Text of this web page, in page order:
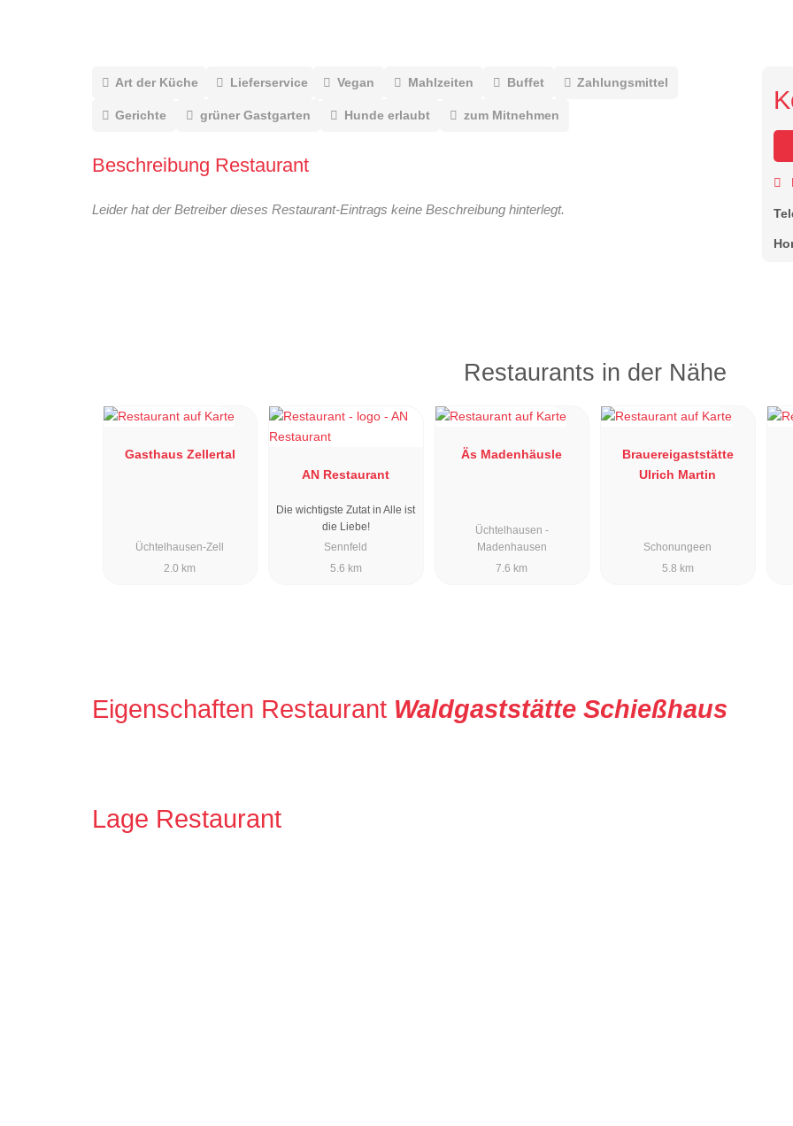
Art der Küche Lieferservice Vegan Mahlzeiten Buffet Zahlungsmittel
Gerichte grüner Gastgarten Hunde erlaubt zum Mitnehmen
Beschreibung Restaurant
Leider hat der Betreiber dieses Restaurant-Eintrags keine Beschreibung hinterlegt.
Restaurants in der Nähe
Gasthaus Zellertal
Üchtelhausen-Zell
2.0 km
AN Restaurant
Die wichtigste Zutat in Alle ist
die Liebe!
Sennfeld
5.6 km
Äs Madenhäusle
Üchtelhausen -
Madenhausen
7.6 km
Brauereigaststätte
Ulrich Martin
Schonungeen
5.8 km
Eigenschaften Restaurant Waldgaststätte Schießhaus
Lage Restaurant